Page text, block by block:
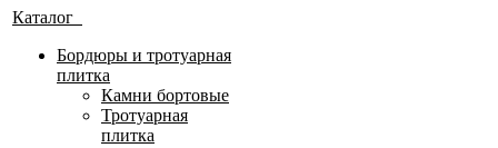
Каталог
Бордюры и тротуарная
плитка
Камни бортовые
Тротуарная
плитка